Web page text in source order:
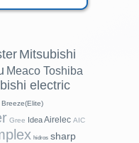
Mitsubishi
Meaco Toshiba
electric
Breeze(Elite)
Gree IdeaAirelec AIC
hidros sharp